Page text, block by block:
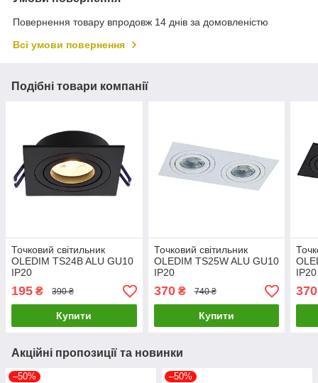
Повернення товару впродовж 14 днів за домовленістю
Всі умови повернення
Подібні товари компанії
Точковий світильник
OLEDIM TS24B ALU GU10
IP20
195 ₴ 390 ₴
Купити
Точковий світильник
OLEDIM TS25W ALU GU10
IP20
370₴ 740 ₴
Купити
IP20
370
Акційні пропозиції та новинки
–50% –50%